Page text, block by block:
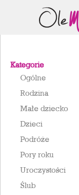
Kategorie
Ogólne
Rodzina
Małe dziecko
Dzieci
Podróże
Pory roku
Uroczystości
Ślub